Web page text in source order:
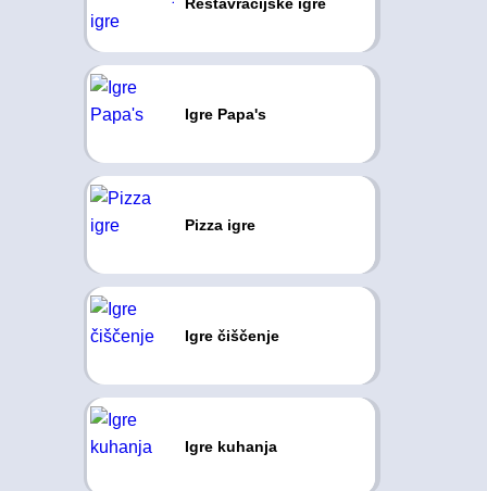
Igre Papa's
Pizza igre
Igre čiščenje
Igre kuhanja